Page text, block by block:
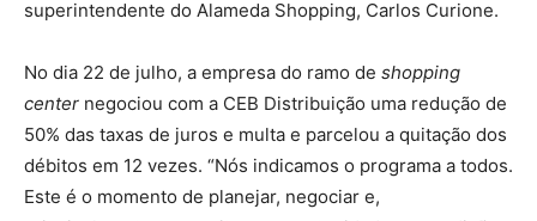
superintendente do Alameda Shopping, Carlos Curione.
No dia 22 de julho, a empresa do ramo de shopping
center negociou com a CEB Distribuição uma redução de
50% das taxas de juros e multa e parcelou a quitação dos
débitos em 12 vezes. “Nós indicamos o programa a todos.
Este é o momento de planejar, negociar e,